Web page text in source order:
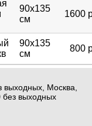
90х135
см
1600
90х135
см
800
выходных, Москва,
без выходных